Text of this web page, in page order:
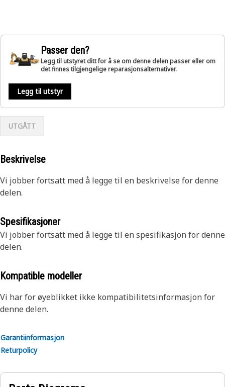
Passer den?
Legg til utstyret ditt for å se om denne delen passer eller om
det finnes tilgjengelige reparasjonsalternativer.
Legg til utstyr
UTGÅTT
Beskrivelse
Vi jobber fortsatt med å legge til en beskrivelse for denne
delen.
Spesifikasjoner
Vi jobber fortsatt med å legge til en spesifikasjon for denne
delen.
Kompatible modeller
Vi har for øyeblikket ikke kompatibilitetsinformasjon for
denne delen.
Garantiinformasjon
Returpolicy